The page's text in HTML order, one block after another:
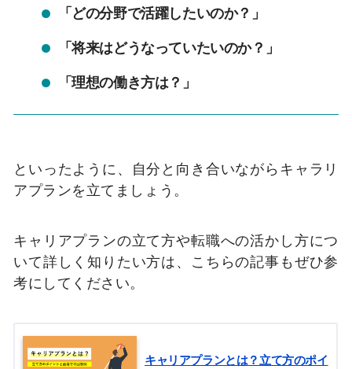
「どの分野で活躍したいのか？」
「将来はどうなっていたいのか？」
「理想の働き方は？」
といったように、自分と向き合いながらキャラリ
アプランを立てましょう。
キャリアプランの立て方や転職への活かし方につ
いて詳しく知りたい方は、こちらの記事もぜひ参
考にしてください。
キャリアプランとは？立て方のポイ